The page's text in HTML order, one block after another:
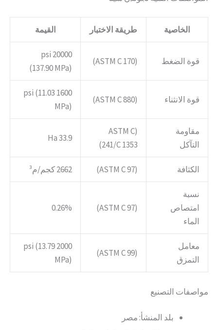
الخاصية طريقة الاختبار القيمة
قوة الضغط (ASTM C 170)
20000 psi
(137.90 MPa)
قوة الانثناء (ASTM C 880)
1600 psi (11.03
MPa)
مقاومة
التآكل
(ASTM C
241/C 1353)
33.9 Ha
الكثافة (ASTM C 97) 2662 كجم/م³
نسبة
امتصاص
الماء
(ASTM C 97)
0.26%
معامل
التمزق
(ASTM C 99)
2000 psi (13.79
MPa)
مواصفات التصنيع
بلد المنشأ: مصر